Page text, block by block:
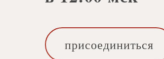
присоединиться